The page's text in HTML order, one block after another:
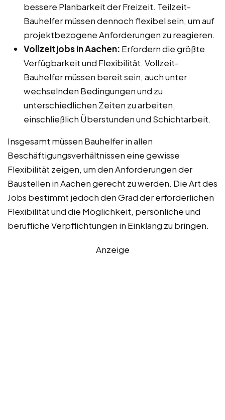
bessere Planbarkeit der Freizeit. Teilzeit-
Bauhelfer müssen dennoch flexibel sein, um auf
projektbezogene Anforderungen zu reagieren.
Vollzeitjobs in Aachen: Erfordern die größte
Verfügbarkeit und Flexibilität. Vollzeit-
Bauhelfer müssen bereit sein, auch unter
wechselnden Bedingungen und zu
unterschiedlichen Zeiten zu arbeiten,
einschließlich Überstunden und Schichtarbeit.
Insgesamt müssen Bauhelfer in allen
Beschäftigungsverhältnissen eine gewisse
Flexibilität zeigen, um den Anforderungen der
Baustellen in Aachen gerecht zu werden. Die Art des
Jobs bestimmt jedoch den Grad der erforderlichen
Flexibilität und die Möglichkeit, persönliche und
berufliche Verpflichtungen in Einklang zu bringen.
Anzeige